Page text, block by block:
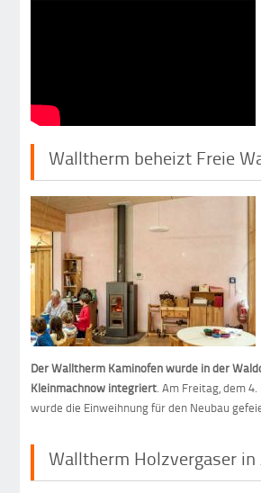
Walltherm beheizt Freie
Der Walltherm Kaminofen wurde in der
Kleinmachnow integriert. Am Freitag, dem
wurde die Einweihnung für den Neubau
Walltherm Holzvergaser